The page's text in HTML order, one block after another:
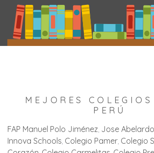
MEJORES
PERÚ
FAP Manuel Polo Jiménez Jose
Innova Schools Colegio Pamer Colegio